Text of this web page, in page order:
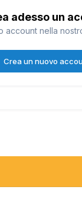
adesso un
account nella
Crea un nuovo